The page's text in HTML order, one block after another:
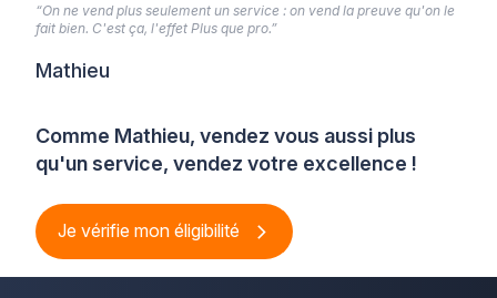
Comme Mathieu, vendez vous aussi plus
qu'un service, vendez votre excellence !
Je vérifie mon éligibilité
“On ne vend plus seulement un service : on vend la preuve qu'on le
fait bien. C'est ça, l'effet Plus que pro.”
Mathieu